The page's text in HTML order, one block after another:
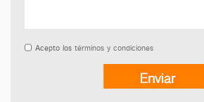
Acepto los términos y condiciones